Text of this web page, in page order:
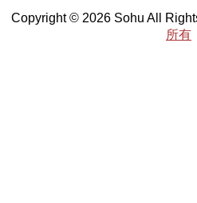
Copyright © 2026 Sohu All
所有